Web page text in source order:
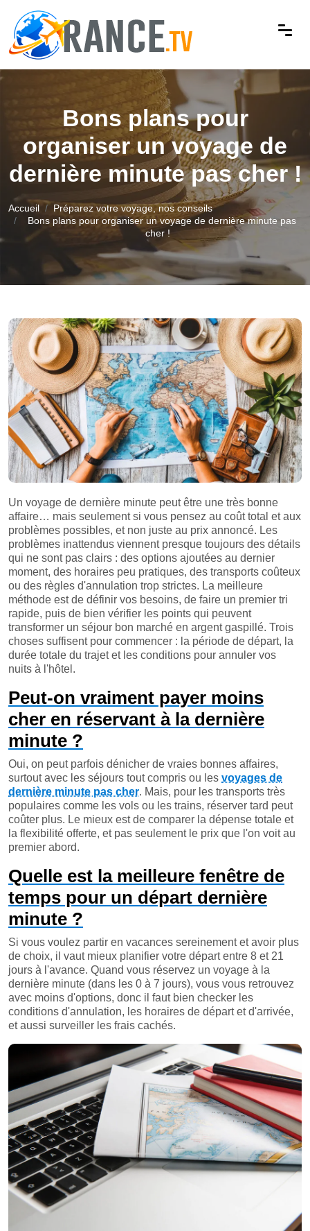
Bons plans pour
organiser un voyage de
dernière minute pas cher !
Accueil
Préparez votre voyage, nos conseils
Bons plans pour organiser un voyage de dernière minute pas
cher !
Un voyage de dernière minute peut être une très bonne
affaire… mais seulement si vous pensez au coût total et aux
problèmes possibles, et non juste au prix annoncé. Les
problèmes inattendus viennent presque toujours des détails
qui ne sont pas clairs : des options ajoutées au dernier
moment, des horaires peu pratiques, des transports coûteux
ou des règles d'annulation trop strictes. La meilleure
méthode est de définir vos besoins, de faire un premier tri
rapide, puis de bien vérifier les points qui peuvent
transformer un séjour bon marché en argent gaspillé. Trois
choses suffisent pour commencer : la période de départ, la
durée totale du trajet et les conditions pour annuler vos
nuits à l'hôtel.
Peut-on vraiment payer moins
cher en réservant à la dernière
minute ?
Oui, on peut parfois dénicher de vraies bonnes affaires,
surtout avec les séjours tout compris ou les voyages de
dernière minute pas cher. Mais, pour les transports très
populaires comme les vols ou les trains, réserver tard peut
coûter plus. Le mieux est de comparer la dépense totale et
la flexibilité offerte, et pas seulement le prix que l'on voit au
premier abord.
Quelle est la meilleure fenêtre de
temps pour un départ dernière
minute ?
Si vous voulez partir en vacances sereinement et avoir plus
de choix, il vaut mieux planifier votre départ entre 8 et 21
jours à l'avance. Quand vous réservez un voyage à la
dernière minute (dans les 0 à 7 jours), vous vous retrouvez
avec moins d'options, donc il faut bien checker les
conditions d'annulation, les horaires de départ et d'arrivée,
et aussi surveiller les frais cachés.